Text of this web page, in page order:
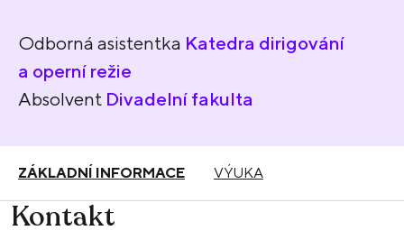
Odborná asistentka Katedra dirigování
a operní režie
Absolvent Divadelní fakulta
ZÁKLADNÍ INFORMACE VÝUKA
Kontakt